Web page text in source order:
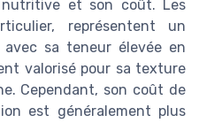
et son coût. Les
représentent un
sa teneur élevée en
valorisé pour sa texture
Cependant, son coût de
est généralement plus